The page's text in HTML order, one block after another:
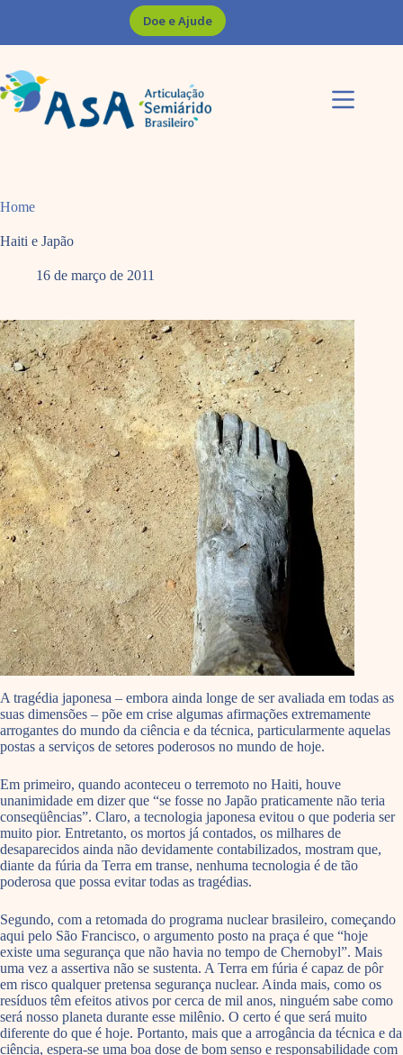
Doe e Ajude
Home
Haiti e Japão
16 de março de 2011
A tragédia japonesa – embora ainda longe de ser avaliada em todas as
suas dimensões – põe em crise algumas afirmações extremamente
arrogantes do mundo da ciência e da técnica, particularmente aquelas
postas a serviços de setores poderosos no mundo de hoje.
Em primeiro, quando aconteceu o terremoto no Haiti, houve
unanimidade em dizer que “se fosse no Japão praticamente não teria
conseqüências”. Claro, a tecnologia japonesa evitou o que poderia ser
muito pior. Entretanto, os mortos já contados, os milhares de
desaparecidos ainda não devidamente contabilizados, mostram que,
diante da fúria da Terra em transe, nenhuma tecnologia é de tão
poderosa que possa evitar todas as tragédias.
Segundo, com a retomada do programa nuclear brasileiro, começando
aqui pelo São Francisco, o argumento posto na praça é que “hoje
existe uma segurança que não havia no tempo de Chernobyl”. Mais
uma vez a assertiva não se sustenta. A Terra em fúria é capaz de pôr
em risco qualquer pretensa segurança nuclear. Ainda mais, como os
resíduos têm efeitos ativos por cerca de mil anos, ninguém sabe como
será nosso planeta durante esse milênio. O certo é que será muito
diferente do que é hoje. Portanto, mais que a arrogância da técnica e da
ciência, espera-se uma boa dose de bom senso e responsabilidade com